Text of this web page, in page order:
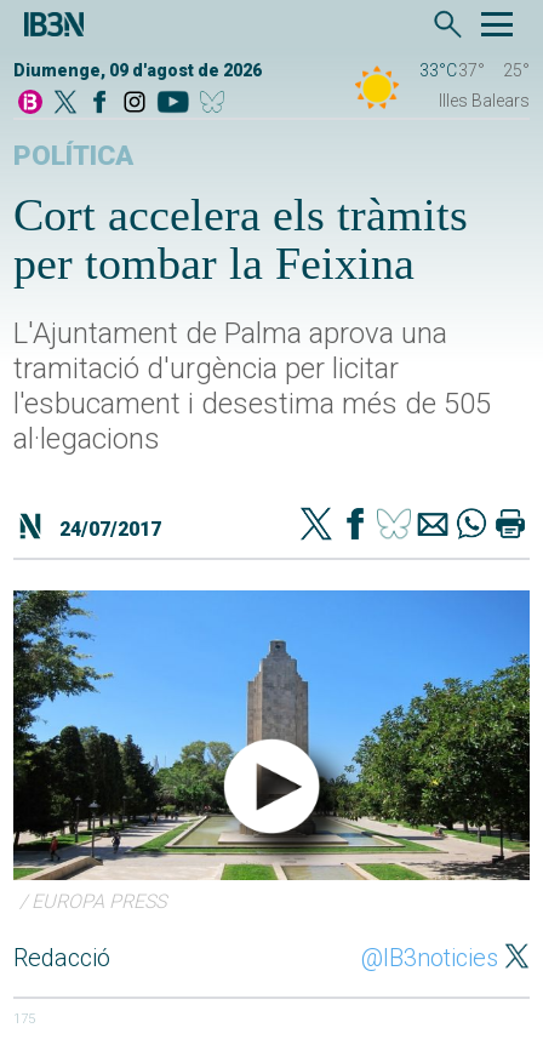
Diumenge, 09 d'agost de 2026 33°C37°
25°
Illes Balears
POLÍTICA
Cort accelera els tràmits
per tombar la Feixina
L'Ajuntament de Palma aprova una
tramitació d'urgència per licitar
l'esbucament i desestima més de 505
al·legacions
24/07/2017
/ EUROPA PRESS
Redacció @IB3noticies
175